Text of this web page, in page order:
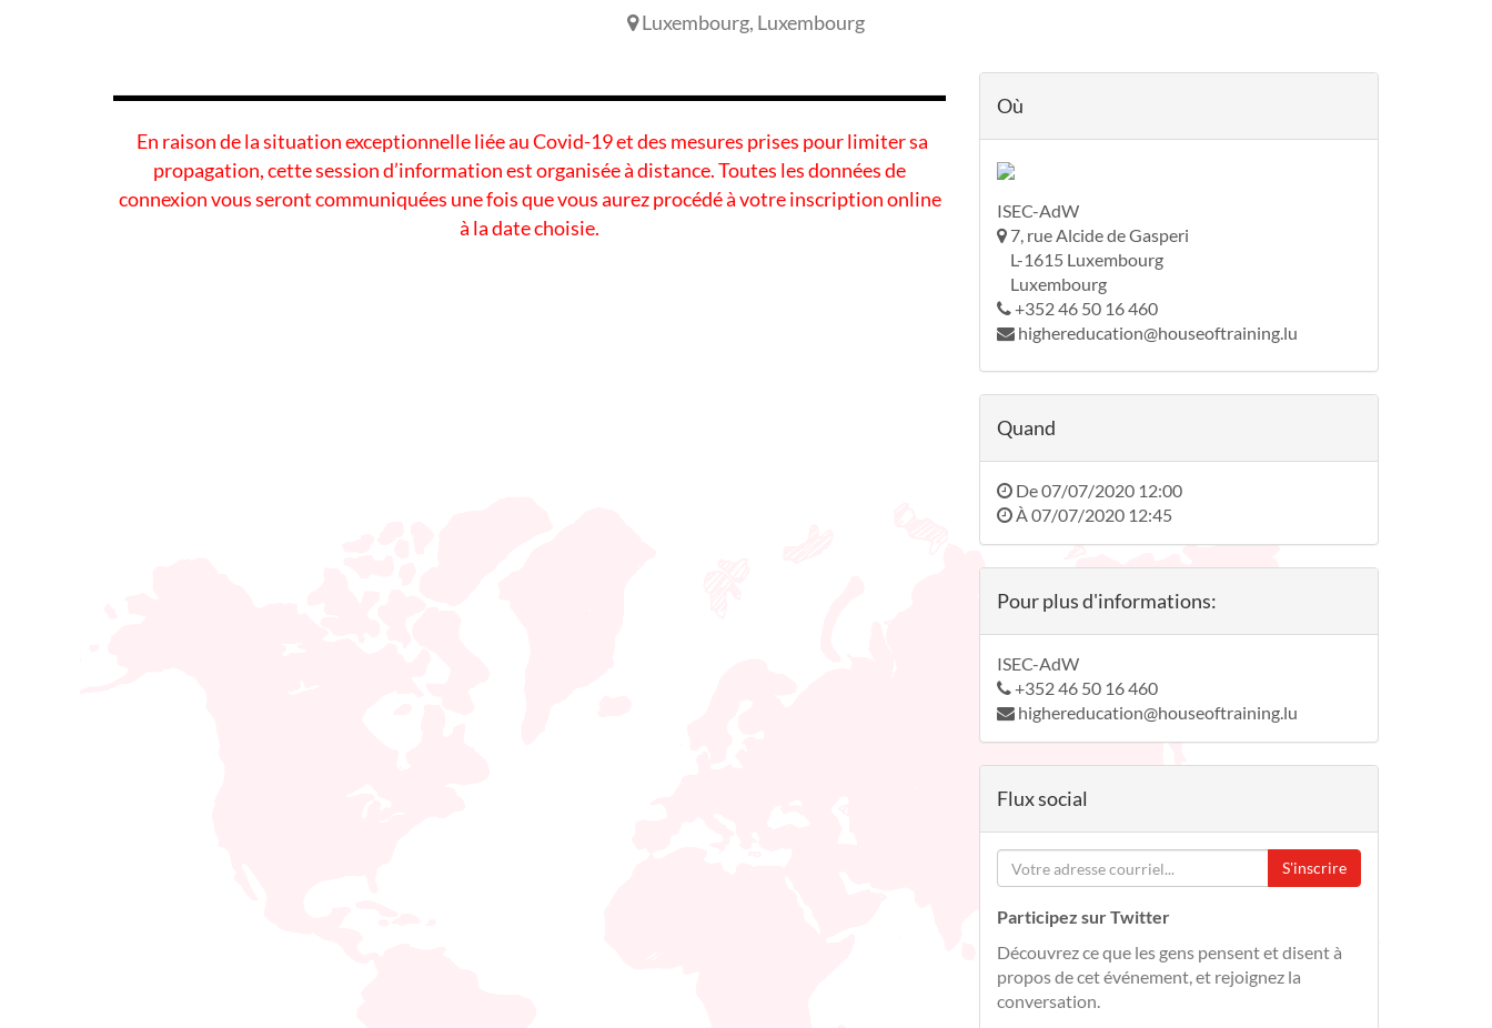
Luxembourg, Luxembourg
En raison de la situation exceptionnelle liée au Covid-19 et des mesures prises pour limiter sa
propagation, cette session d’information est organisée à distance. Toutes les données de
connexion vous seront communiquées une fois que vous aurez procédé à votre inscription online
à la date choisie.
Où
ISEC-AdW
7, rue Alcide de Gasperi
L-1615 Luxembourg
Luxembourg
+352 46 50 16 460
highereducation@houseoftraining.lu
Quand
De07/07/2020 12:00
À07/07/2020 12:45
Pour plus d'informations:
ISEC-AdW
+352 46 50 16 460
highereducation@houseoftraining.lu
Flux social
S'inscrire
Participez sur Twitter
Découvrez ce que les gens pensent et disent à
propos de cet événement, et rejoignez la
conversation.